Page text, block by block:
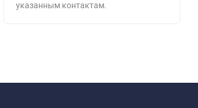
указанным контактам.